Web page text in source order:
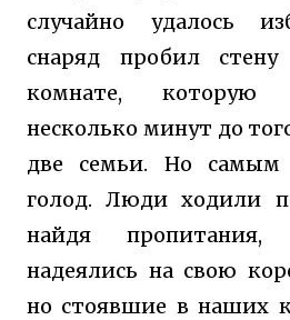
случайно удалось
снаряд пробил
комнате, которую
несколько минут до
две семьи. Но
голод. Люди ходили
найдя
надеялись на свою
но стоявшие в наших